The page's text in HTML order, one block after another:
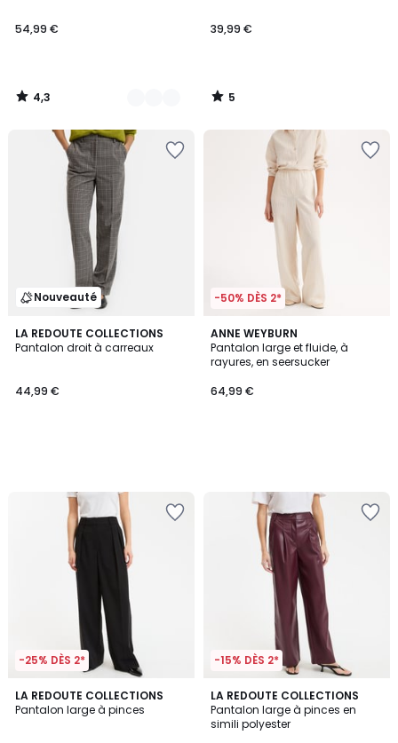
54,99 €
4,3
/
39,99 €
5
/
Nouveauté
LA REDOUTE COLLECTIONS
Pantalon droit à carreaux
44,99 €
-50% DÈS 2*
ANNE WEYBURN
Pantalon large et fluide, à
rayures, en seersucker
64,99 €
-25% DÈS 2*
LA REDOUTE COLLECTIONS
Pantalon large à pinces
3
/
-15% DÈS 2*
LA REDOUTE COLLECTIONS
Pantalon large à pinces en
simili polyester
5
/
5